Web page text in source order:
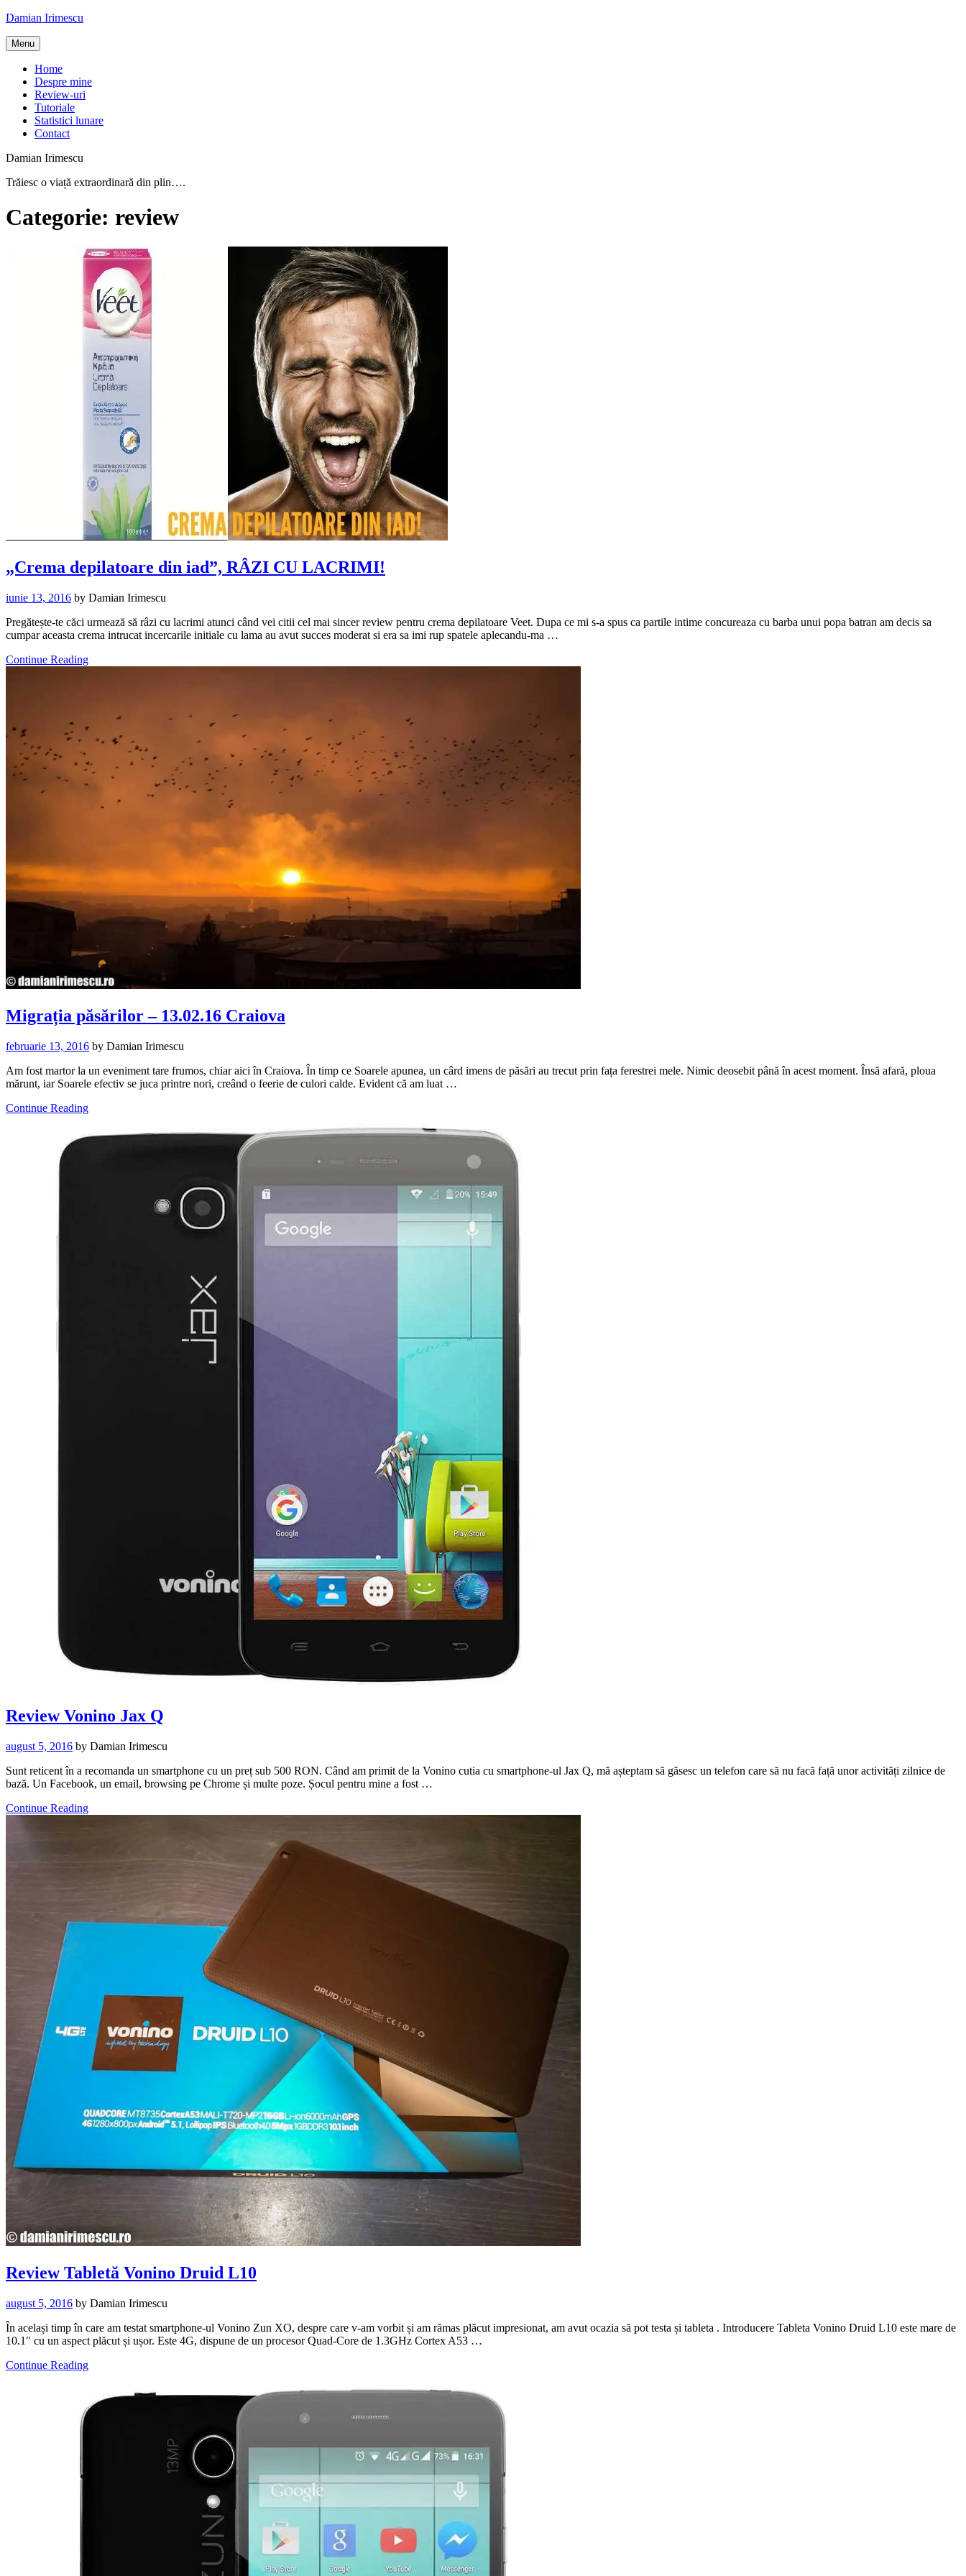
Skip
content
Damian Irimescu
Menu
Home
Despre mine
Review-uri
Tutoriale
Statistici lunare
Contact
Damian Irimescu
Trăiesc o viață extraordinară din plin….
Categorie: review
„Crema depilatoare din iad”, RÂZI CU LACRIMI!
iunie 13, 2016 by Damian Irimescu
Pregătește-te căci urmează să râzi cu lacrimi atunci când vei citii cel mai sincer review pentru crema depilatoare Veet. Dupa ce mi s-a spus ca partile intime concureaza cu barba unui popa batran am decis sa
cumpar aceasta crema intrucat incercarile initiale cu lama au avut succes moderat si era sa imi rup spatele aplecandu-ma …
Continue Reading
Migrația păsărilor – 13.02.16 Craiova
februarie 13, 2016 by Damian Irimescu
Am fost martor la un eveniment tare frumos, chiar aici în Craiova. În timp ce Soarele apunea, un cârd imens de păsări au trecut prin fața ferestrei mele. Nimic deosebit până în acest moment. Însă afară, ploua
mărunt, iar Soarele efectiv se juca printre nori, creând o feerie de culori calde. Evident că am luat …
Continue Reading
Review Vonino Jax Q
august 5, 2016 by Damian Irimescu
Sunt reticent în a recomanda un smartphone cu un preț sub 500 RON. Când am primit de la Vonino cutia cu smartphone-ul Jax Q, mă așteptam să găsesc un telefon care să nu facă față unor activități zilnice de
bază. Un Facebook, un email, browsing pe Chrome și multe poze. Șocul pentru mine a fost …
Continue Reading
Review Tabletă Vonino Druid L10
august 5, 2016 by Damian Irimescu
În același timp în care am testat smartphone-ul Vonino Zun XO, despre care v-am vorbit și am rămas plăcut impresionat, am avut ocazia să pot testa și tableta . Introducere Tableta Vonino Druid L10 este mare de
10.1″ cu un aspect plăcut și ușor. Este 4G, dispune de un procesor Quad-Core de 1.3GHz Cortex A53 …
Continue Reading